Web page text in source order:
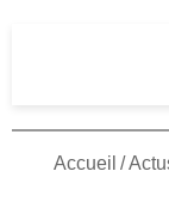
Accueil /